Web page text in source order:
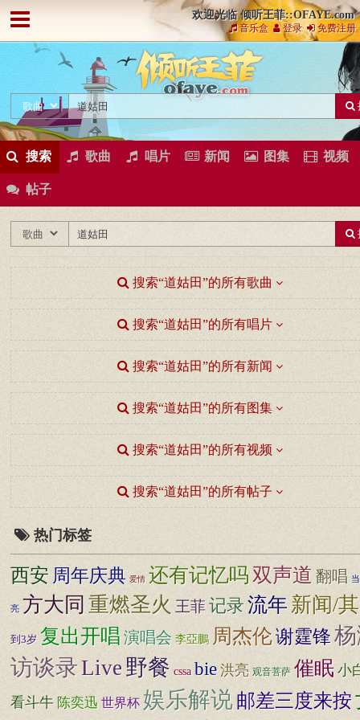
欢迎光临 倾听王菲::OFAYE.com
音乐盒 登录 免费注册
搜索 歌曲 唱片 新闻 图集 视频
帖子
搜索“道姑田”的所有歌曲
搜索“道姑田”的所有唱片
搜索“道姑田”的所有新闻
搜索“道姑田”的所有图集
搜索“道姑田”的所有视频
搜索“道姑田”的所有帖子
热门标签
西安 周年庆典 爱情 还有记忆吗双声道 翻唱
亮 方大同 重燃圣火 王菲记录流年新闻/
到3岁 复出开唱演唱会 李亞鵬 周杰伦谢霆锋
访谈录Live 野餐 cssa bie 洪亮 观音菩萨 催眠 小
看斗牛 陈奕迅 世界杯 娱乐解说邮差三度来按